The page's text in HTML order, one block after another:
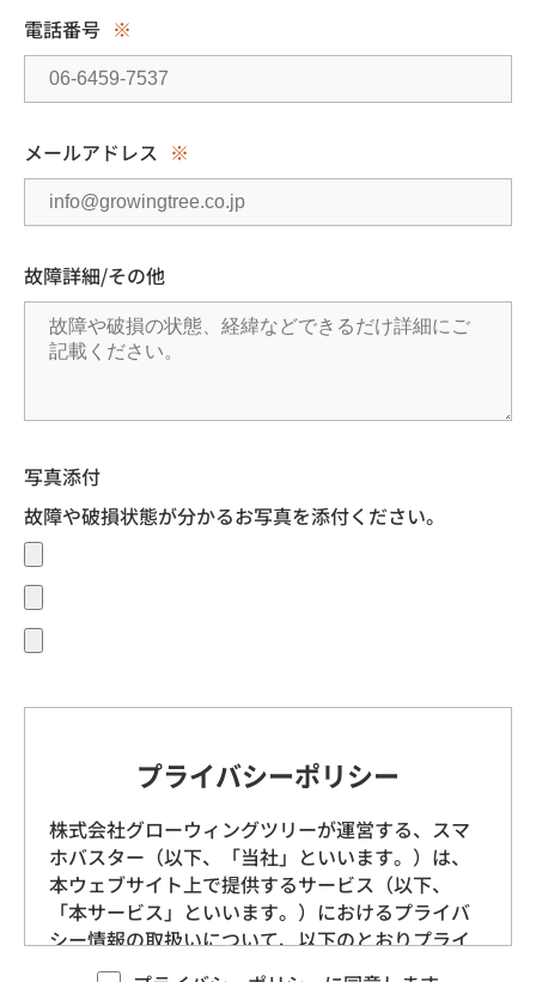
電話番号 ※
メールアドレス ※
故障詳細/その他
写真添付
故障や破損状態が分かるお写真を添付ください。
プライバシーポリシー
株式会社グローウィングツリーが運営する、スマ
ホバスター（以下、「当社」といいます。）は、
本ウェブサイト上で提供するサービス（以下、
「本サービス」といいます。）におけるプライバ
シー情報の取扱いについて、以下のとおりプライ
バシーポリシー（以下、「本ポリシー」といいま